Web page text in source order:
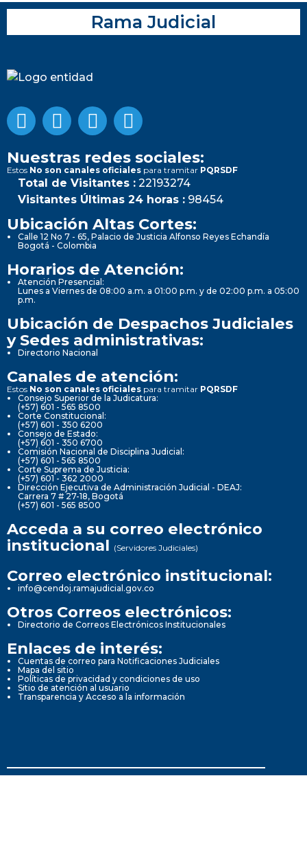
Rama Judicial
Nuestras redes sociales:
Estos No son canales oficiales para tramitar PQRSDF
Total de Visitantes : 22193274
Visitantes Últimas 24 horas : 98454
Ubicación Altas Cortes:
Calle 12 No 7 - 65, Palacio de Justicia Alfonso Reyes Echandía
Bogotá - Colombia
Horarios de Atención:
Atención Presencial:
Lunes a Viernes de 08:00 a.m. a 01:00 p.m. y de 02:00 p.m. a 05:00
p.m.
Ubicación de Despachos Judiciales
y Sedes administrativas:
Directorio Nacional
Canales de atención:
Estos No son canales oficiales para tramitar PQRSDF
Consejo Superior de la Judicatura:
(+57) 601 - 565 8500
Corte Constitucional:
(+57) 601 - 350 6200
Consejo de Estado:
(+57) 601 - 350 6700
Comisión Nacional de Disciplina Judicial:
(+57) 601 - 565 8500
Corte Suprema de Justicia:
(+57) 601 - 362 2000
Dirección Ejecutiva de Administración Judicial - DEAJ:
Carrera 7 # 27-18, Bogotá
(+57) 601 - 565 8500
Acceda a su correo electrónico
institucional (Servidores Judiciales)
Correo electrónico institucional:
info@cendoj.ramajudicial.gov.co
Otros Correos electrónicos:
Directorio de Correos Electrónicos Institucionales
Enlaces de interés:
Cuentas de correo para Notificaciones Judiciales
Mapa del sitio
Políticas de privacidad y condiciones de uso
Sitio de atención al usuario
Transparencia y Acceso a la información